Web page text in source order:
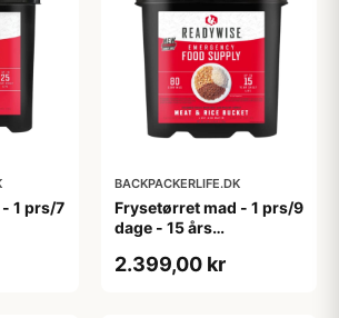
1 prs/7
BACKPACKERLIFE.DK
Frysetørret mad - 1 prs/9
dage - 15 års
2.399,00 kr